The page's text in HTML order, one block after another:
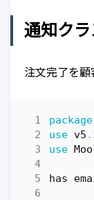
通知ク
注文完了を顧
package
use v5
use Moo
has